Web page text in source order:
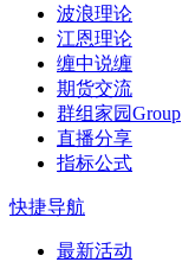
波浪理论
江恩理论
缠中说缠
期货交流
群组家园Group
直播分享
指标公式
快捷导航
最新活动